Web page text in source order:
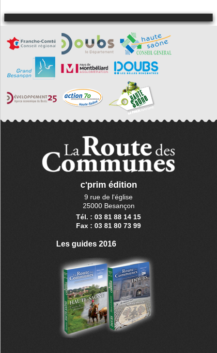
c'prim édition
9 rue de l'église
25000 Besançon
Tél. : 03 81 88 14 15
Fax : 03 81 80 73 99
Les guides 2016